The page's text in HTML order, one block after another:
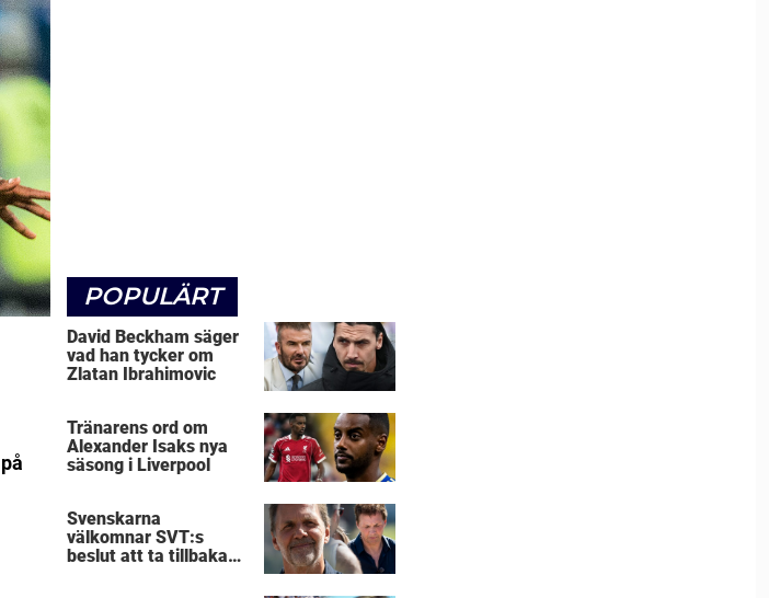
POPULÄRT
David Beckham säger
vad han tycker om
Zlatan Ibrahimovic
Tränarens ord om
Alexander Isaks nya
säsong i Liverpool
Svenskarna
välkomnar SVT:s
beslut att ta tillbaka